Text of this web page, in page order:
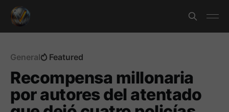
General Featured
Recompensa millonaria
por autores del atentado